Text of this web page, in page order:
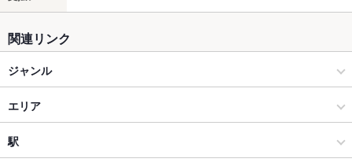
関連リンク
ジャンル
居酒屋
和風
エリア
中野
駅